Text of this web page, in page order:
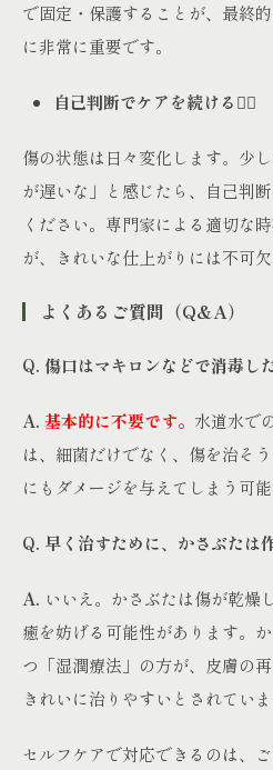
で固定・保護することが、最終
に非常に重要です。
自己判断でケアを続ける🙅‍♀️
傷の状態は日々変化します。少
が遅いな」と感じたら、自己判
ください。専門家による適切な
が、きれいな仕上がりには不可欠
よくあるご質問（Q&A）
Q. 傷口はマキロンなどで消毒し
A. 基本的に不要です。 水道水で
は、細菌だけでなく、傷を治そ
にもダメージを与えてしまう可能
Q. 早く治すために、かさぶたは
A. いいえ。かさぶたは傷が乾燥
癒を妨げる可能性があります。
つ「湿潤療法」の方が、皮膚の
きれいに治りやすいとされていま
セルフケアで対応できるのは、